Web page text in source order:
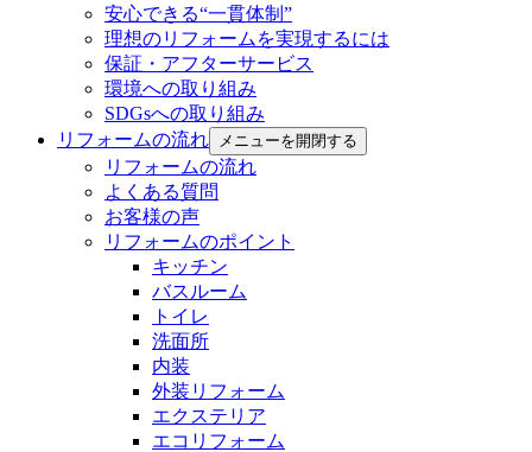
安心できる“一貫体制”
理想のリフォームを実現するには
保証・アフターサービス
環境への取り組み
SDGsへの取り組み
リフォームの流れ
メニューを開閉する
リフォームの流れ
よくある質問
お客様の声
リフォームのポイント
キッチン
バスルーム
トイレ
洗面所
内装
外装リフォーム
エクステリア
エコリフォーム